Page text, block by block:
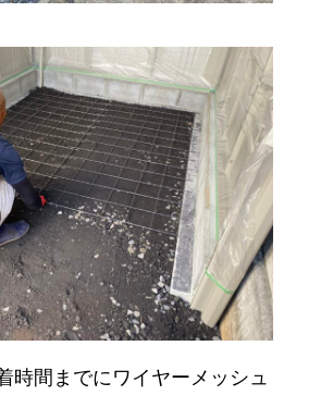
時間までにワイヤーメッシュ